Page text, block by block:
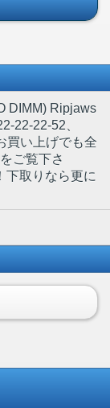
DIMM) Ripjaws
22-22-52、
買い上げでも全
ご覧下さ
取りなら更に